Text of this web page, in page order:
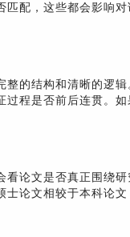
匹配，这些都会影响
的结构和清晰的逻
程是否前后连贯。
看论文是否真正围绕
论文相较于本科论